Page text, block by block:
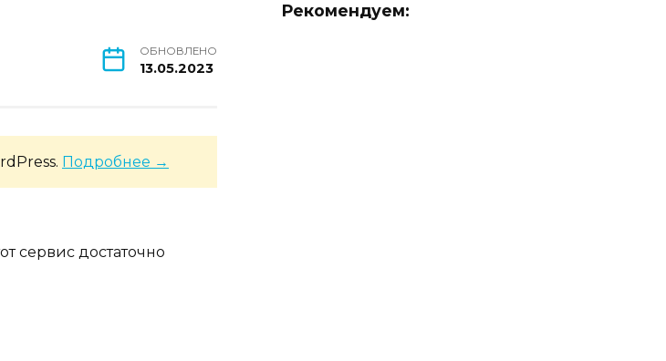
ОБНОВЛЕНО
13.05.2023
Подробнее →
сервис достаточно
Рекомендуем: